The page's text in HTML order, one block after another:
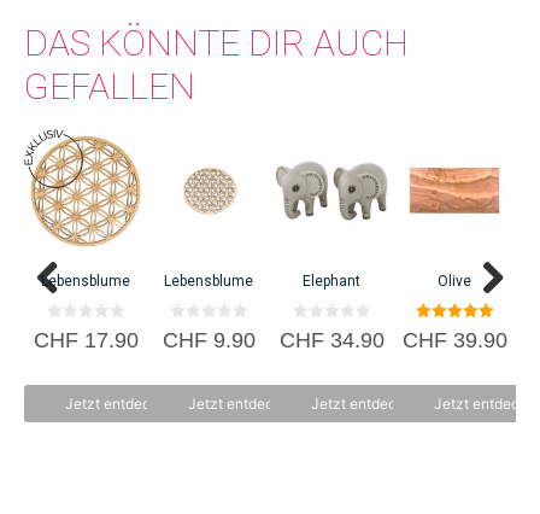
DAS KÖNNTE DIR AUCH
GEFALLEN
Lebensblume
0
v
CHF17.90
Jetzt entdecken
Lebensblume
0
v
CHF9.90
Jetzt entdecken
Elephant
0
v
CHF34.90
Jetzt entdecken
Olive
5.00
von 5
CHF39.90
Jetzt